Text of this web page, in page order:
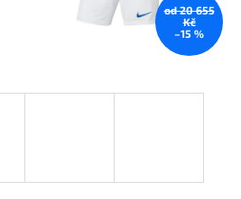
od 20 655
Kč
–15 %